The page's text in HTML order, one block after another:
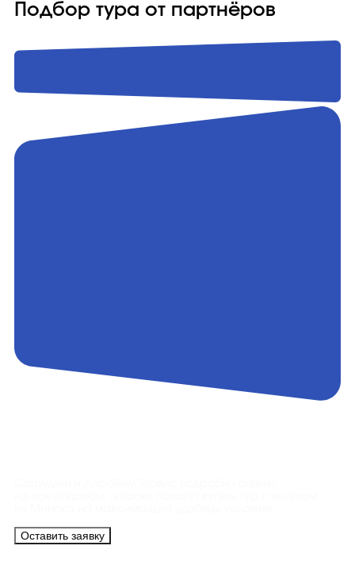
Подбор тура от партнёров
Оставить заявку